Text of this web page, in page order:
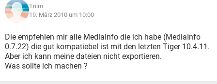
Triim
19. März 2010 um 10:00
Die empfehlen mir alle MediaInfo die ich habe (MediaInfo
0.7.22) die gut kompatiebel ist mit den letzten Tiger 10.4.11.
Aber ich kann meine dateien nicht exportieren.
Was sollte ich machen ?